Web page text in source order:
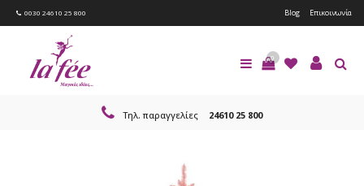
0030 24610 25 800 Blog Επικοινωνία
0
Τηλ. παραγγελίες 24610 25 800